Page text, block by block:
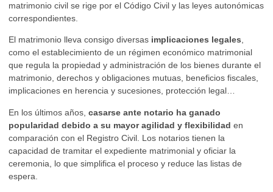
matrimonio civil se rige por el Código Civil y las leyes autonómicas
correspondientes.
El matrimonio lleva consigo diversas implicaciones legales,
como el establecimiento de un régimen económico matrimonial
que regula la propiedad y administración de los bienes durante el
matrimonio, derechos y obligaciones mutuas, beneficios fiscales,
implicaciones en herencia y sucesiones, protección legal…
En los últimos años, casarse ante notario ha ganado
popularidad debido a su mayor agilidad y flexibilidad en
comparación con el Registro Civil. Los notarios tienen la
capacidad de tramitar el expediente matrimonial y oficiar la
ceremonia, lo que simplifica el proceso y reduce las listas de
espera.